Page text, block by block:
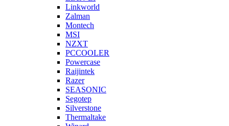
Linkworld
Zalman
Montech
MSI
NZXT
PCCOOLER
Powercase
Raijintek
Razer
SEASONIC
Segotep
Silverstone
Thermaltake